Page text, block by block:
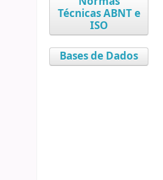
Técnicas ABNT e
ISO
Bases de Dados